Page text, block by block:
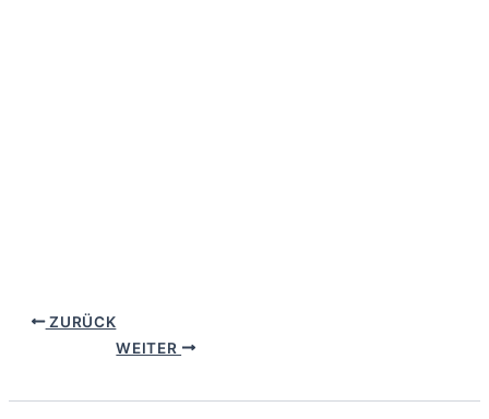
ZURÜCK
WEITER